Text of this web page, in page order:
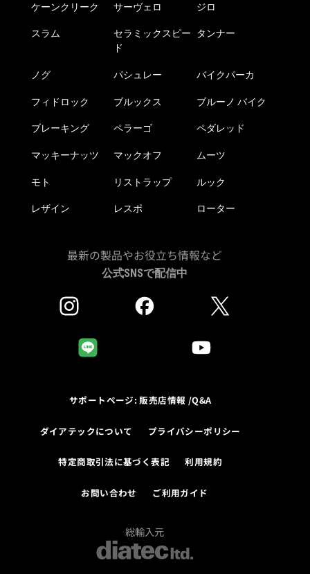
ケーンクリーク サーヴェロ ジロ
スラム
セラミックスピー
ド
タンナー
ノグ パシュレー バイクパーカ
フィドロック ブルックス ブルーノ バイク
ブレーキング ペラーゴ ペダレッド
マッキーナッツ マックオフ ムーツ
モト リストラップ ルック
レザイン レスポ ローター
最新の製品やお役立ち情報など
公式SNSで配信中
サポートページ: 販売店情報 /Q&A
ダイアテックについて プライバシーポリシー
特定商取引法に基づく表記 利用規約
お問い合わせ ご利用ガイド
総輸入元